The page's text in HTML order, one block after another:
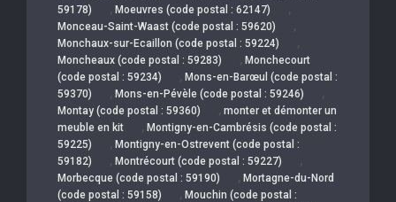
59178)
, Moeuvres (code postal : 62147) ,
Monceau-Saint-Waast (code postal : 59620) ,
Monchaux-sur-Ecaillon (code postal : 59224) ,
Moncheaux (code postal : 59283) , Monchecourt
(code postal : 59234)
, Mons-en-Barœul (code postal :
59370)
, Mons-en-Pévèle (code postal : 59246) ,
Montay (code postal : 59360) , monter et démonter un
meuble en kit
, Montigny-en-Cambrésis (code postal :
59225)
, Montigny-en-Ostrevent (code postal :
59182)
, Montrécourt (code postal : 59227) ,
Morbecque (code postal : 59190) , Mortagne-du-Nord
(code postal : 59158)
, Mouchin (code postal :